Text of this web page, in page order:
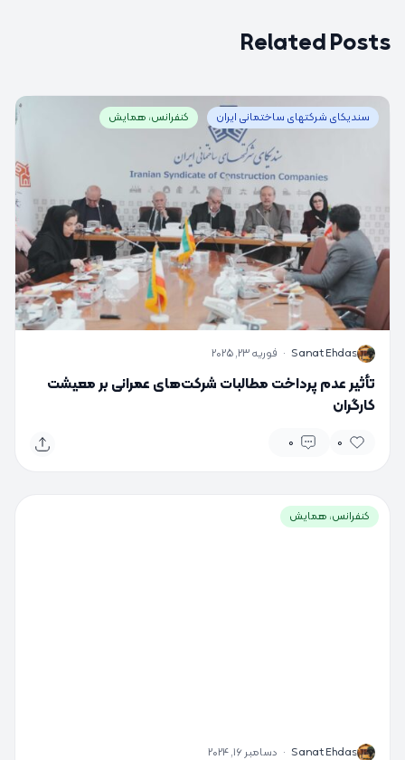
Related Posts
سندیکای شرکتهای ساختمانی ایران کنفرانس، همایش
S
Sanat Ehdas
· فوریه 23, 2025
تأثیر عدم پرداخت مطالبات شرکت‌های عمرانی بر معیشت
کارگران
0
0
کنفرانس، همایش
S
Sanat Ehdas
· دسامبر 16, 2024